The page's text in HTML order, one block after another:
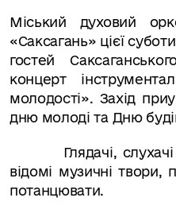
Міський духовий
«Саксагань» цієї
гостей
концерт
молодості». Захід
дню молоді та Дню
Глядачі, слухачі
відомі музичні твори,
потанцювати.